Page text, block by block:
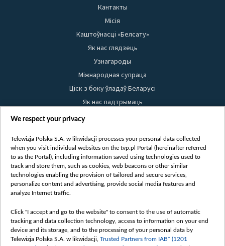
Кантакты
Місія
Каштоўнасці «Белсату»
Як нас глядзець
Узнагароды
Міжнародная супраца
Ціск з боку ўладаў Беларусі
Як нас падтрымаць
Правілы выкарыстання матэрыялаў
Бяспека
Youtube
Белсат news
Белсат Shorts
Жэстачайшы мульт
Belsat English
Biełsat PL
We respect your privacy
Telewizja Polska S.A. w likwidacji processes your personal data collected
when you visit individual websites on the tvp.pl Portal (hereinafter referred
to as the Portal), including information saved using technologies used to
track and store them, such as cookies, web beacons or other similar
technologies enabling the provision of tailored and secure services,
personalize content and advertising, provide social media features and
analyze Internet traffic.
Click "I accept and go to the website" to consent to the use of automatic
tracking and data collection technology, access to information on your end
device and its storage, and to the processing of your personal data by
Telewizja Polska S.A. w likwidacji, Trusted Partners from IAB* (1201